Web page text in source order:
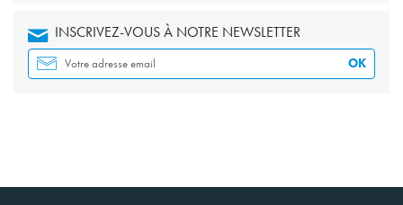
INSCRIVEZ-VOUS À NOTRE NEWSLETTER
OK